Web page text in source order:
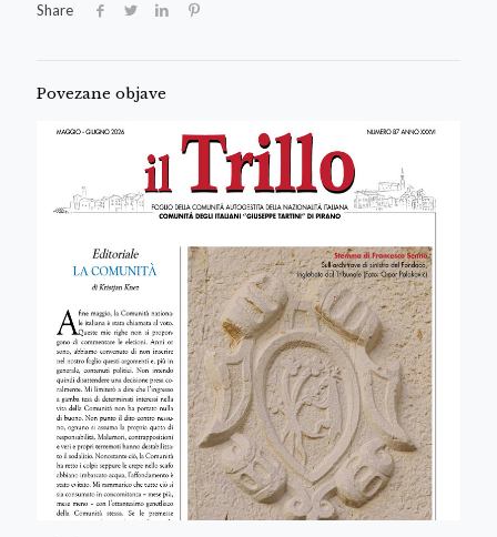
Share
Povezane objave